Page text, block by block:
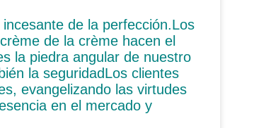
de la perfección.Los
de la crème hacen el
la piedra angular de nuestro
la seguridadLos clientes
evangelizando las virtudes
en el mercado y